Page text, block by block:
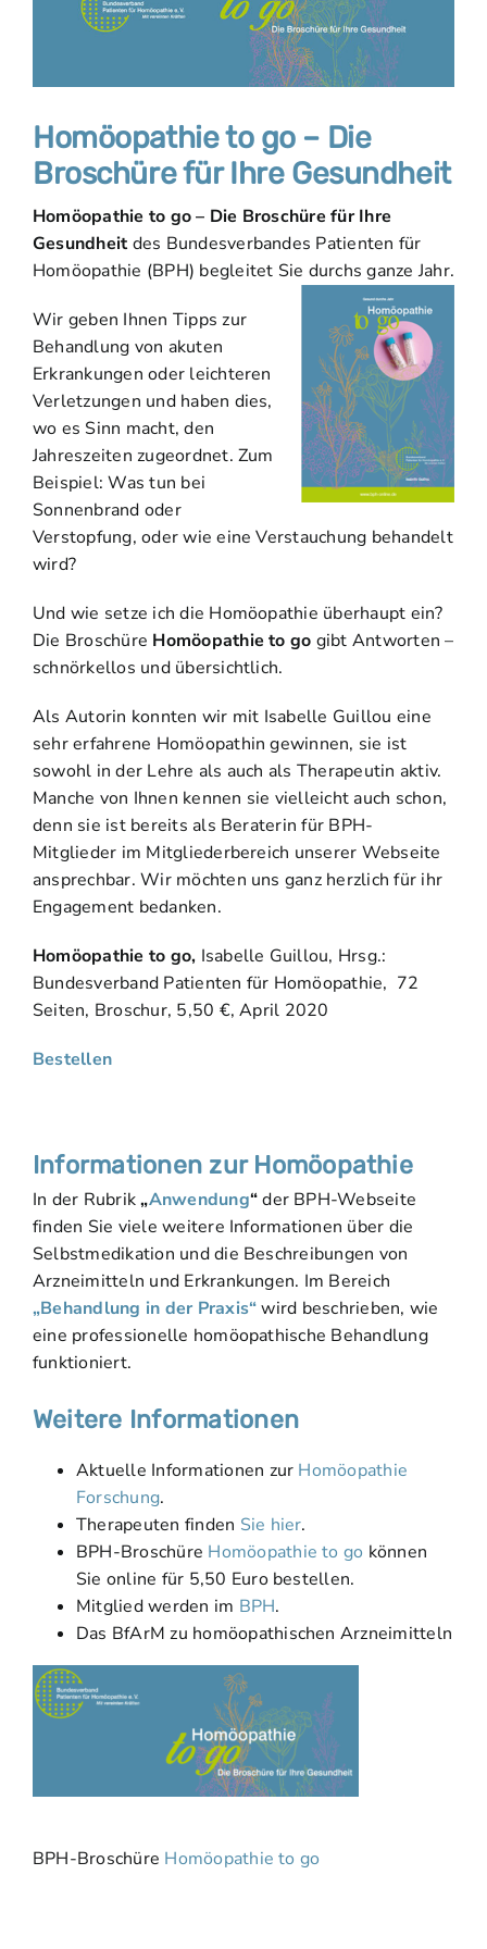
Homöopathie to go – Die
Broschüre für Ihre Gesundheit
Homöopathie to go – Die Broschüre für Ihre
Gesundheitdes Bundesverbandes Patienten für
Homöopathie (BPH) begleitet Sie durchs ganze Jahr.
Wir geben Ihnen Tipps zur
Behandlung von akuten
Erkrankungen oder leichteren
Verletzungen und haben dies,
wo es Sinn macht, den
Jahreszeiten zugeordnet. Zum
Beispiel: Was tun bei
Sonnenbrand oder
Verstopfung, oder wie eine Verstauchung behandelt
wird?
Und wie setze ich die Homöopathie überhaupt ein?
Die Broschüre Homöopathie to go gibt Antworten –
schnörkellos und übersichtlich.
Als Autorin konnten wir mit Isabelle Guillou eine
sehr erfahrene Homöopathin gewinnen, sie ist
sowohl in der Lehre als auch als Therapeutin aktiv.
Manche von Ihnen kennen sie vielleicht auch schon,
denn sie ist bereits als Beraterin für BPH-
Mitglieder im Mitgliederbereich unserer Webseite
ansprechbar. Wir möchten uns ganz herzlich für ihr
Engagement bedanken.
Homöopathie to go, Isabelle Guillou, Hrsg.:
Bundesverband Patienten für Homöopathie, 72
Seiten, Broschur, 5,50 €, April 2020
Bestellen
Informationen zur Homöopathie
In der Rubrik„Anwendung“der BPH-Webseite
finden Sie viele weitere Informationen über die
Selbstmedikation und die Beschreibungen von
Arzneimitteln und Erkrankungen. Im Bereich
„Behandlung in der Praxis“wird beschrieben, wie
eine professionelle homöopathische Behandlung
funktioniert.
Weitere Informationen
Aktuelle Informationen zur Homöopathie
Forschung.
Therapeuten finden Sie hier.
BPH-Broschüre Homöopathie to go können
Sie online für 5,50 Euro bestellen.
Mitglied werden im BPH.
Das BfArM zu homöopathischen Arzneimitteln
BPH-Broschüre Homöopathie to go